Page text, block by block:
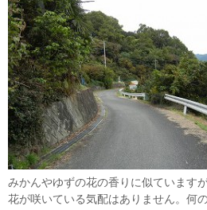
みかんやゆずの花の香りに似ています
花が咲いている気配はありません。何